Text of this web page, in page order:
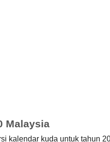
Malaysia
kalendar kuda untuk tahun